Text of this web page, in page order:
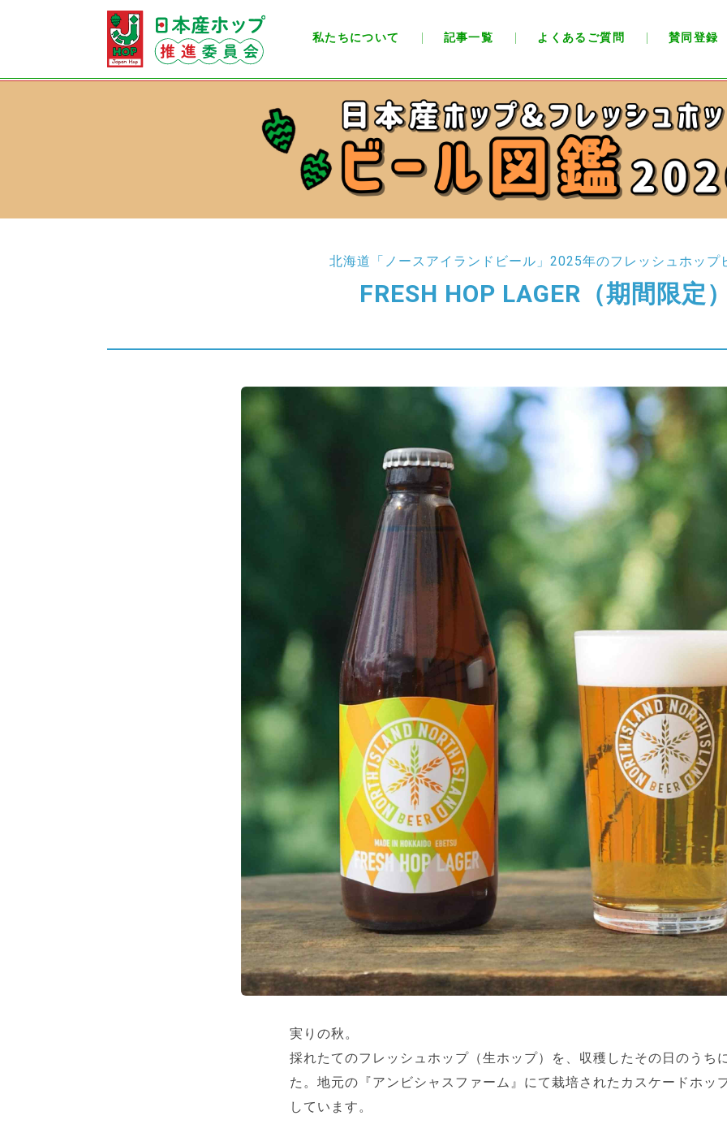
私たちについて 記事一覧 よくあるご質問 賛同登録
北海道「ノースアイランドビール」 2025年のフレッシュホップ
FRESH HOP LAGER （期間限定
実りの秋。
採れたてのフレッシュホップ（生ホップ）を、収穫したその日のうち
た。地元の『アンビシャスファーム』にて栽培されたカスケードホッ
しています。